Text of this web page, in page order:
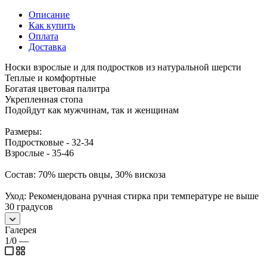
Описание
Как купить
Оплата
Доставка
Носки взрослые и для подростков из натуральной шерсти
Теплые и комфортные
Богатая цветовая палитра
Укрепленная стопа
Подойдут как мужчинам, так и женщинам
Размеры:
Подростковые - 32-34
Взрослые - 35-46
Состав: 70% шерсть овцы, 30% вискоза
Уход: Рекомендована ручная стирка при температуре не выше
30 градусов
Галерея
1/0 —